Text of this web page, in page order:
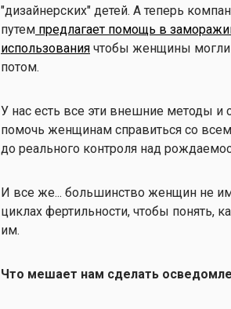
"дизайнерских" детей. А теперь
путем предлагает помощь в
использования чтобы женщины могли
потом.
У нас есть все эти внешние методы и
помочь женщинам справиться со
до реального контроля над
И все же... большинство женщин не
циклах фертильности, чтобы понять,
им.
Что мешает нам сделать